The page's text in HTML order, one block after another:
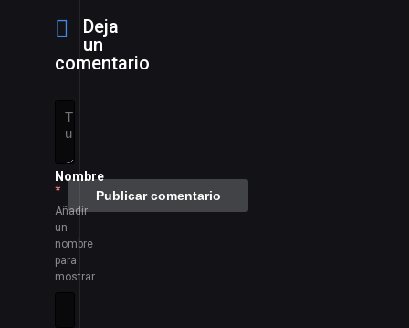
Deja
un
comentario
Nombre
*
Añadir
un
nombre
para
mostrar